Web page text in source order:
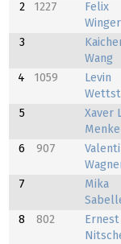
2
1227
Felix
3
Wang
4 1059
Levin
5
Xaver
Menke
6 907
7
Mika
8 802
Ernest